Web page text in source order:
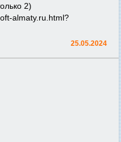
2)
almaty.ru.html?
25.05.2024